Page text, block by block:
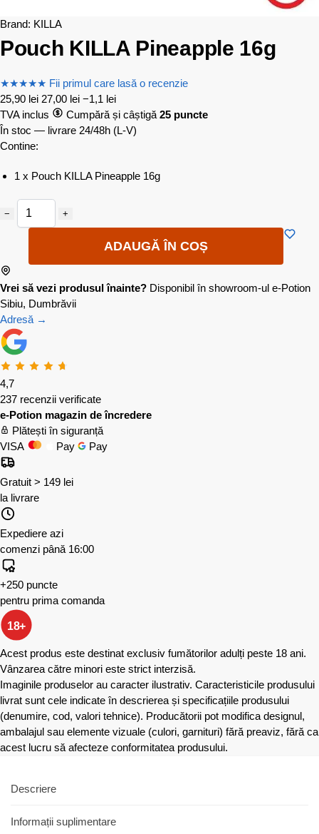
Brand: KILLA
Pouch KILLA Pineapple 16g
★★★★★ Fii primul care lasă o recenzie
25,90 lei 27,00 lei −1,1 lei
TVA inclus
Cumpără și câștigă 25 puncte
În stoc — livrare 24/48h (L-V)
Contine:
1 x Pouch KILLA Pineapple 16g
− +
ADAUGĂ ÎN COȘ
Vrei să vezi produsul înainte? Disponibil în showroom-ul e-Potion
Sibiu, Dumbrăvii
Adresă →
4,7
237 recenzii verificate
e-Potion magazin de încredere
Plătești în siguranță
VISA
Pay Pay
Gratuit > 149 lei
la livrare
Expediere azi
comenzi până 16:00
+250 puncte
pentru prima comanda
18+
Acest produs este destinat exclusiv fumătorilor adulți peste 18 ani.
Vânzarea către minori este strict interzisă.
Imaginile produselor au caracter ilustrativ. Caracteristicile produsului
livrat sunt cele indicate în descrierea și specificațiile produsului
(denumire, cod, valori tehnice). Producătorii pot modifica designul,
ambalajul sau elemente vizuale (culori, garnituri) fără preaviz, fără ca
acest lucru să afecteze conformitatea produsului.
Descriere
Informații suplimentare